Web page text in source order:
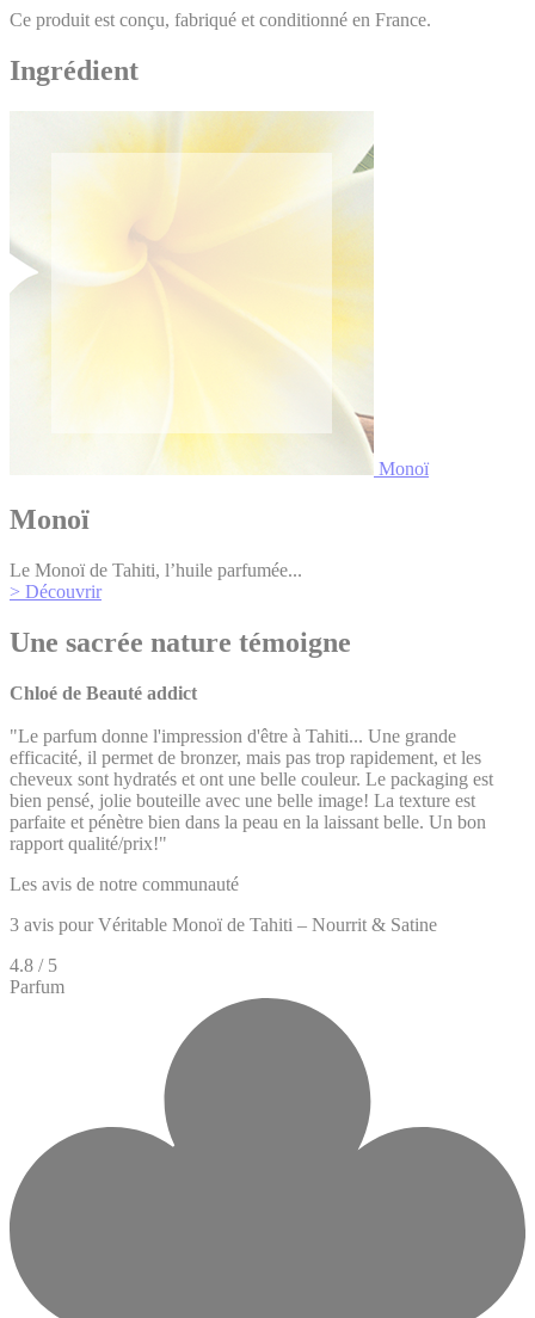
Ce produit est conçu, fabriqué et conditionné en France.
Ingrédient
Monoï
Monoï
Le Monoï de Tahiti, l’huile parfumée...
> Découvrir
Une sacrée nature témoigne
Chloé de Beauté addict
"Le parfum donne l'impression d'être à Tahiti... Une grande
efficacité, il permet de bronzer, mais pas trop rapidement, et les
cheveux sont hydratés et ont une belle couleur. Le packaging est
bien pensé, jolie bouteille avec une belle image! La texture est
parfaite et pénètre bien dans la peau en la laissant belle. Un bon
rapport qualité/prix!"
Les avis de notre communauté
3 avis pour Véritable Monoï de Tahiti – Nourrit & Satine
4.8 / 5
Parfum